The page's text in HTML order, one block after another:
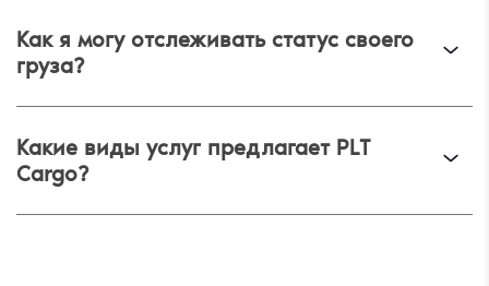
Как я могу отслеживать статус своего
груза?
Какие виды услуг предлагает PLT
Cargo?
Запросить предложение
Адрес электронной почты
Номер телефона *